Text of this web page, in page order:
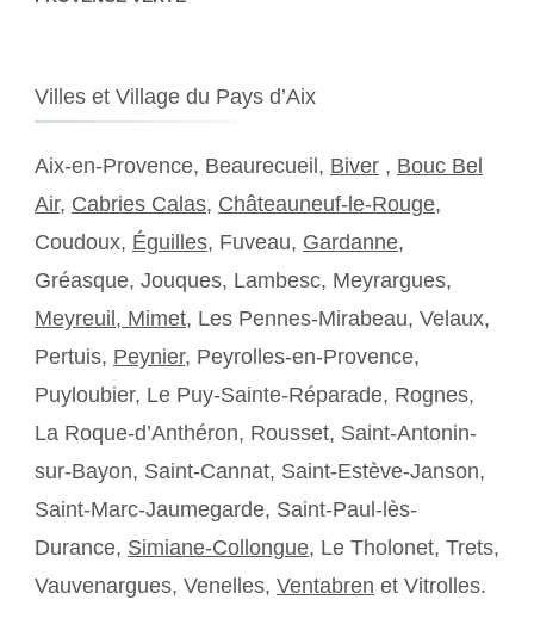
Villes et Village du Pays d’Aix
Aix-en-Provence, Beaurecueil, Biver , Bouc Bel
Air, Cabries Calas, Châteauneuf-le-Rouge,
Coudoux, Éguilles, Fuveau, Gardanne,
Gréasque, Jouques, Lambesc, Meyrargues,
Meyreuil, Mimet, Les Pennes-Mirabeau, Velaux,
Pertuis, Peynier, Peyrolles-en-Provence,
Puyloubier, Le Puy-Sainte-Réparade, Rognes,
La Roque-d’Anthéron, Rousset, Saint-Antonin-
sur-Bayon, Saint-Cannat, Saint-Estève-Janson,
Saint-Marc-Jaumegarde, Saint-Paul-lès-
Durance, Simiane-Collongue, Le Tholonet, Trets,
Vauvenargues, Venelles, Ventabren et Vitrolles.